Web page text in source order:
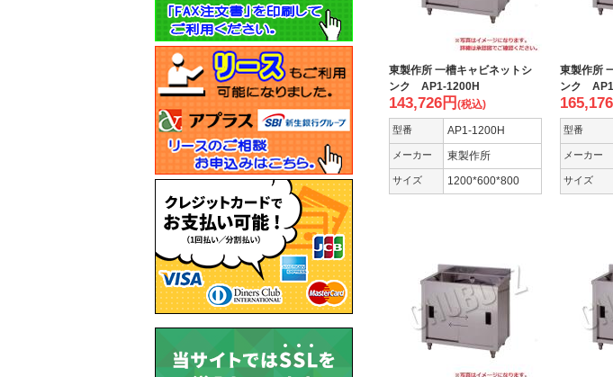
東製作所 一槽キャビネットシ
ンク AP1-1200H
143,726円 (税込)
型番 AP1-1200H
メーカー 東製作所
サイズ 1200*600*800
東製作所
ンク
165,176
型番
メーカー
サイズ